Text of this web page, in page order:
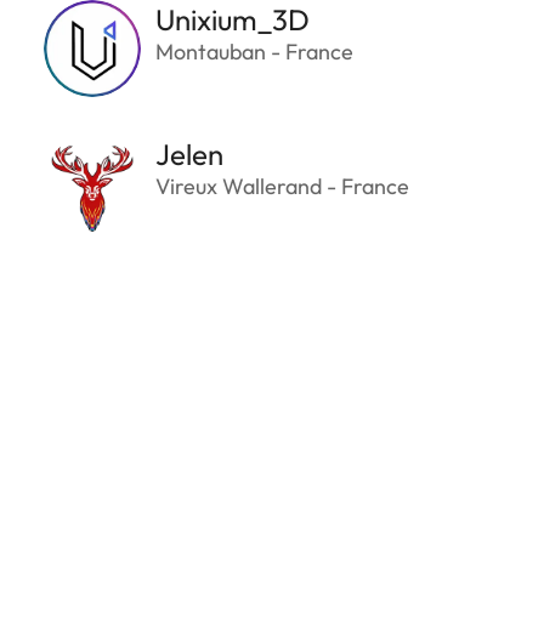
Unixium_3D
Montauban - France
Jelen
Vireux Wallerand - France